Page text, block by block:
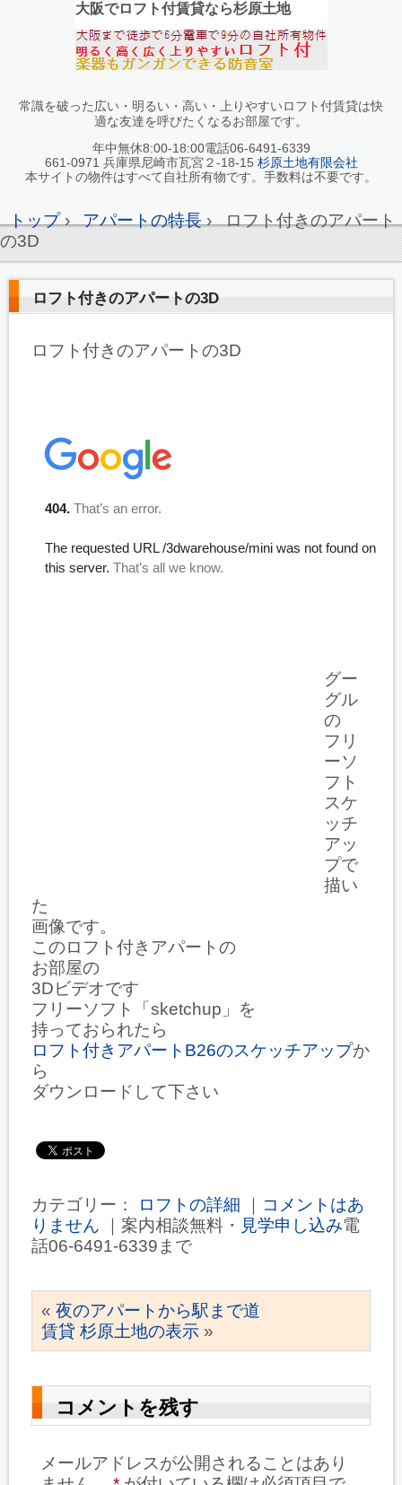
大阪でロフト付賃貸なら杉原土地
常識を破った広い・明るい・高い・上りやすいロフト付賃貸は快
適な友達を呼びたくなるお部屋です。
年中無休8:00-18:00電話06-6491-6339
661-0971 兵庫県尼崎市瓦宮２-18-15 杉原土地有限会社
本サイトの物件はすべて自社所有物です。手数料は不要です。
トップ› アパートの特長› ロフト付きのアパート
の3D
ロフト付きのアパートの3D
ロフト付きのアパートの3D
グー
グル
の
フリ
ーソ
フト
スケ
ッチ
アッ
プで
描い
た
画像です。
このロフト付きアパートの
お部屋の
3Dビデオです
フリーソフト「sketchup」を
持っておられたら
ロフト付きアパートB26のスケッチアップか
ら
ダウンロードして下さい
カテゴリー： ロフトの詳細 ｜ コメントはあ
りません ｜案内相談無料・ 見学申し込み電
話06-6491-6339まで
« 夜のアパートから駅まで道
賃貸 杉原土地の表示 »
コメントを残す
メールアドレスが公開されることはあり